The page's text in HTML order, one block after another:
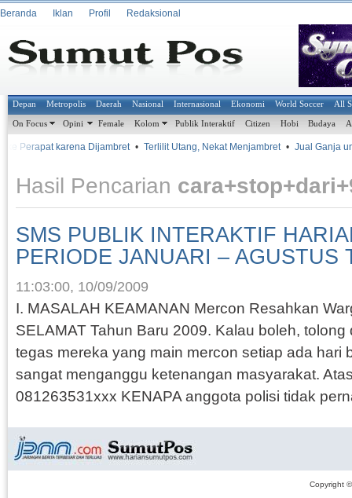
Beranda Iklan Profil Redaksional
Depan Metropolis Daerah Nasional Internasional Ekonomi World Soccer All
On Focus Opini Female Kolom Publik Interaktif Citizen Hobi Budaya
Perapat karena Dijambret • Terlilit Utang, Nekat Menjambret • Jual Ganja
Hasil Pencarian
SMS PUBLIK INTERAKTIF
PERIODE JANUARI – AGUSTUS
11:03:00, 10/09/2009
I. MASALAH KEAMANAN Mercon Resahkan
SELAMAT Tahun Baru 2009. Kalau boleh,
tegas mereka yang main mercon setiap ada hari
sangat menganggu ketenangan masyarakat.
081263531xxx KENAPA anggota polisi tidak
Copyright